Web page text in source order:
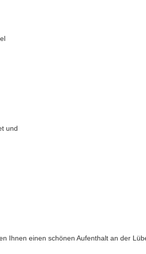
und
Ihnen einen schönen Aufenthalt an der